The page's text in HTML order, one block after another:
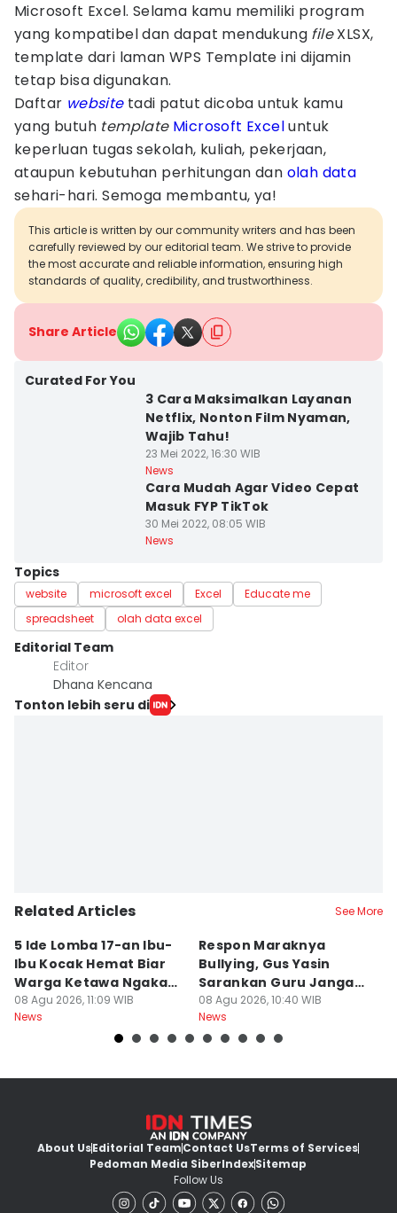
Microsoft Excel. Selama kamu memiliki program
yang kompatibel dan dapat mendukung fileXLSX,
template dari laman WPS Template ini dijamin
tetap bisa digunakan.
Daftar websitetadi patut dicoba untuk kamu
yang butuh template Microsoft Exceluntuk
keperluan tugas sekolah, kuliah, pekerjaan,
ataupun kebutuhan perhitungan dan olah data
sehari-hari. Semoga membantu, ya!
This article is written by our community writers and has been
carefully reviewed by our editorial team. We strive to provide
the most accurate and reliable information, ensuring high
standards of quality, credibility, and trustworthiness.
Share Article
Curated For You
3 Cara Maksimalkan Layanan
Netflix, Nonton Film Nyaman,
Wajib Tahu!
23 Mei 2022, 16:30 WIB
News
Cara Mudah Agar Video Cepat
Masuk FYP TikTok
30 Mei 2022, 08:05 WIB
News
Topics
website microsoft excel Excel
Educate me
spreadsheet
olah data excel
Editorial Team
Editor
Dhana Kencana
Tonton lebih seru di
Related Articles See More
5 Ide Lomba 17-an Ibu-
Ibu Kocak Hemat Biar
Warga Ketawa Ngakak
Pas Hari Kemerdekaan
08 Agu 2026, 11:09 WIB
News
Respon Maraknya
Bullying, Gus Yasin
Sarankan Guru Jangan
Bebani Siswa
08 Agu 2026, 10:40 WIB
News
About UsEditorial TeamContact UsTerms of Services
Pedoman Media SiberIndexSitemap
Follow Us